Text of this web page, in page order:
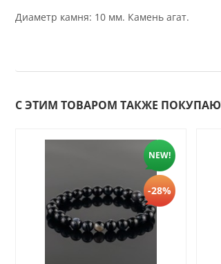
Диаметр камня: 10 мм. Камень агат.
С ЭТИМ ТОВАРОМ ТАКЖЕ
NEW!
-28%